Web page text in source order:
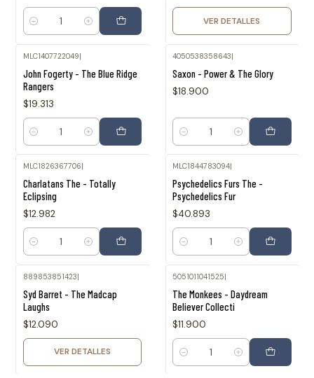
Cantidad
VER DETALLES
MLC1407722049|
John Fogerty - The Blue Ridge
Rangers
$19.313
Cantidad
4050538358643|
Saxon - Power & The Glory
$18.900
Cantidad
MLC1826367706
Charlatans The - Totally
Eclipsing
$12.982
Cantidad
MLC1844783094
Psychedelics Furs The -
Psychedelics Fur
$40.893
Cantidad
889853851423|
Syd Barret - The Madcap
Laughs
$12.090
VER DETALLES
5051011041525|
The Monkees - Daydream
Believer Collecti
$11.900
Cantidad